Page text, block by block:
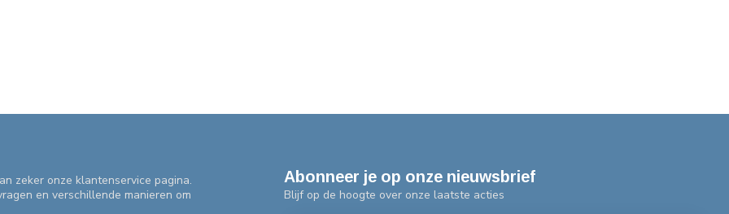
zeker onze klantenservice pagina.
en verschillende manieren om
Abonneer je op onze nieuwsbrief
Blijf op de hoogte over onze laatste acties